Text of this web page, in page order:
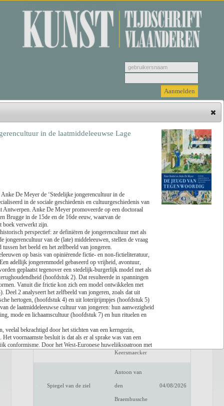
Hieronder vindt u de jongste recensies. Selecteer
een genre, vervolgens selecteer de recensie die u
wenst u te bekijken en klik tenslotte op 'Lees
Zoeken Genre
Lees recensie
Titel Auteur
Een verwittigd man is
niets waard
Dimitri
Verhulst
Het raadsel van de Benno
Fake Profiel
Luc de
Keersmaecker
Spiegel van de ziel
Antoon van
den
Braembussche
04/08/2026
in de laatmiddeleeuwse Lage
De Meyer de ‘Stedelijke jongerencultuur in de
in de sociale geschiedenis en cultuurgeschiedenis van
Anke De Meyer promoveerde op een doctoraal
Brugge in de 15de en de 16de eeuw, waarvan de
boek verwerkt zijn.
perspectief: ze definiëren de jongerencultuur met als
jongerencultuur van de (late) middeleeuwen, stellen de vraag
het beeld en het zelfbeeld van jongeren.
op basis van opiniërende fictie- en non-fictieliteratuur,
adellijk jongerenmodel gebaseerd op vrijheid, avontuur,
geplaatst tegenover een stedelijk-burgerlijk model met als
(hoofdstuk 2). Dat resulteerde in spanningen
Vanuit die frictie kon zich een model ontwikkelen met
2 analyseert het zelfbeeld van jongeren, zoals dat uit
hertogen, (hoofdstuk 4) en uit loterijrijmpjes (hoofdstuk 5)
de laatmiddeleeuwse cultuur van jongeren: hun aanwezigheid
mode en lichaamscultuur (hoofdstuk 7) en hun rituelen en
veelal bekrachtigd door het stichten van een kerngezin,
voornaamste besluit is dat als er al sprake was van een
conformisme. Door het West-Europese huwelijkspatroon met
heel wat historische informatie. De auteurs maken
in. Ze wijzen ook voortdurend op de problematiek van
en corrigeren daarbij ingesleten opvattingen.
gestructureerd beknopt overzicht van gebruikte bronnen en